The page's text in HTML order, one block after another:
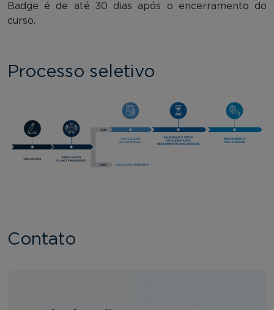
Badge é de até 30 dias após o encerramento do
curso.
Processo seletivo
Contato